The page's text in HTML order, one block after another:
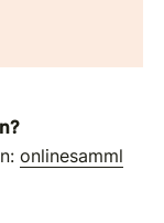
onlinesamml